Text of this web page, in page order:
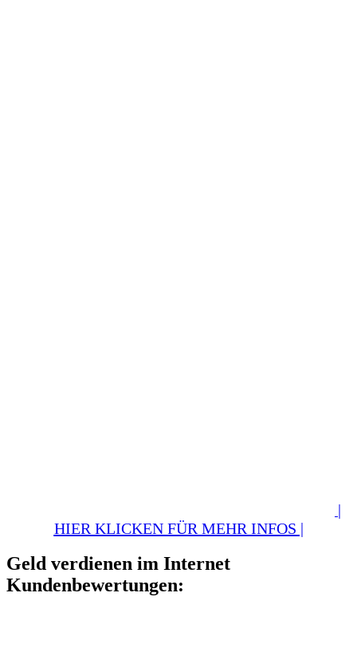
|
HIER KLICKEN FÜR MEHR INFOS |
Geld verdienen im Internet
Kundenbewertungen: